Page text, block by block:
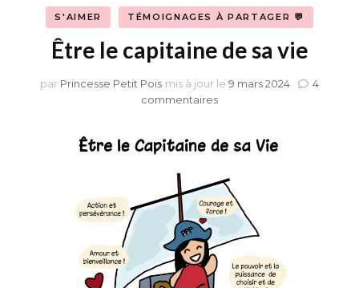
S'AIMER TÉMOIGNAGES À PARTAGER 💬
Être le capitaine de sa vie
par Princesse Petit Pois mis à jour le 9 mars 2024
4
commentairessur
capitaine
sa
vie